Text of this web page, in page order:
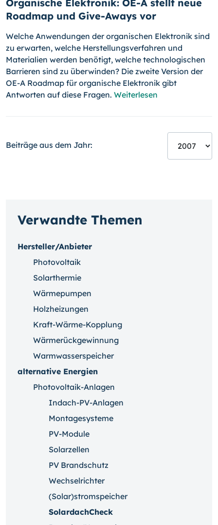
Organische Elektronik: OE-A stellt neue
Roadmap und Give-Aways vor
Welche Anwendungen der organischen Elektronik sind
zu erwarten, welche Herstellungsverfahren und
Materialien werden benötigt, welche technologischen
Barrieren sind zu überwinden? Die zweite Version der
OE-A Roadmap für organische Elektronik gibt
Antworten auf diese Fragen. Weiterlesen
Beiträge aus dem Jahr:
Verwandte Themen
Hersteller/Anbieter
Photovoltaik
Solarthermie
Wärmepumpen
Holzheizungen
Kraft-Wärme-Kopplung
Wärmerückgewinnung
Warmwasserspeicher
alternative Energien
Photovoltaik-Anlagen
Indach-PV-Anlagen
Montagesysteme
PV-Module
Solarzellen
PV Brandschutz
Wechselrichter
(Solar)stromspeicher
SolardachCheck